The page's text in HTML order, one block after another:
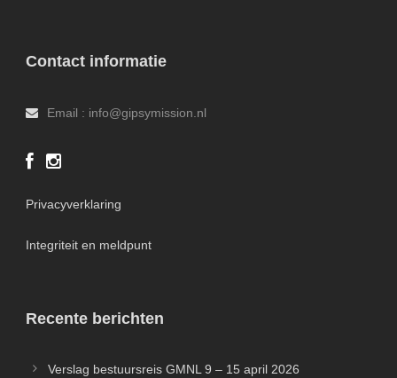
Contact informatie
Email : info@gipsymission.nl
Privacyverklaring
Integriteit en meldpunt
Recente berichten
Verslag bestuursreis GMNL 9 – 15 april 2026